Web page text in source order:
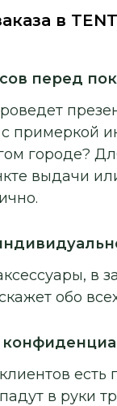
в
перед
с примеркой
городе?
выдачи
в
обо
есть
в руки